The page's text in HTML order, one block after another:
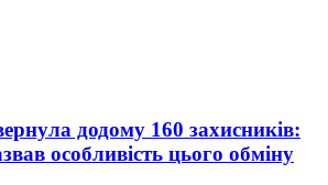
додому 160 захисників:
особливість цього обміну